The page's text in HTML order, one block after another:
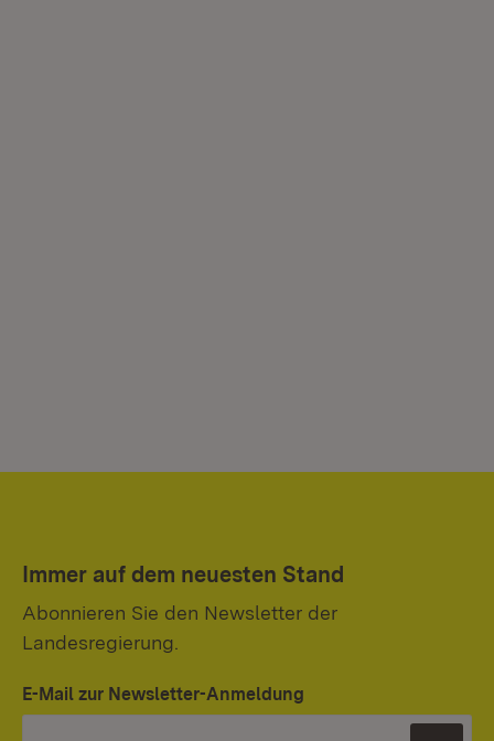
Immer auf dem neuesten Stand
Abonnieren Sie den Newsletter der
Landesregierung.
E-Mail zur Newsletter-Anmeldung